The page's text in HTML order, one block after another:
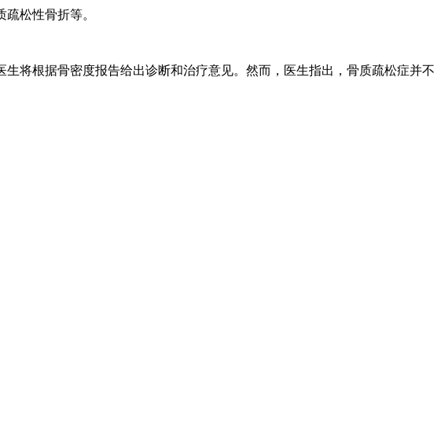
松性骨折等。
将根据骨密度报告给出诊断和治疗意见。然而，医生指出，骨质疏松症并不